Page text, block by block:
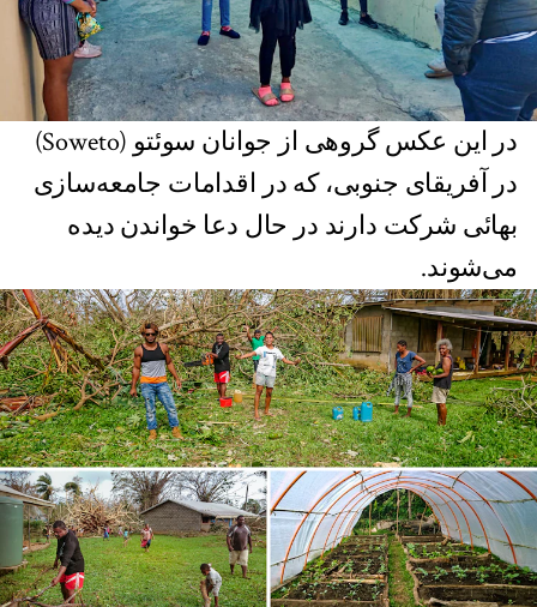
در این عکس گروهی از جوانان سوئتو (Soweto)
در آفریقای جنوبی، که در اقدامات جامعه‌سازی
بهائی شرکت دارند در حال دعا خواندن دیده
می‌شوند.